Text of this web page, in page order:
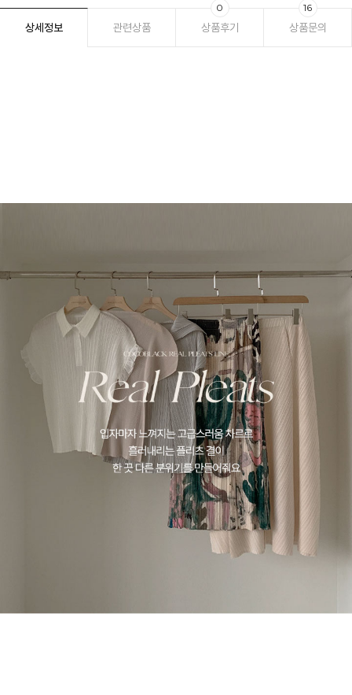
상세정보 관련상품 상품후기
0
상품문의
16